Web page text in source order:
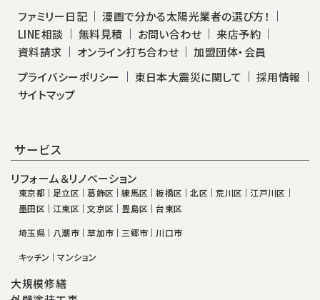
ファミリー日記
漫画で分かる太陽光業者の選び方！
LINE相談
無料見積 お問い合わせ
来店予約
資料請求
オンライン打ち合わせ
加盟団体・会員
プライバシーポリシー
東日本大震災に関して
採用情報
サイトマップ
サービス
リフォーム＆リノベーション
東京都 足立区 葛飾区 練馬区 板橋区 北区 荒川区
江戸川区
墨田区
江東区 文京区 豊島区
台東区
埼玉県
八潮市 草加市 三郷市
川口市
キッチン
マンション
大規模修繕